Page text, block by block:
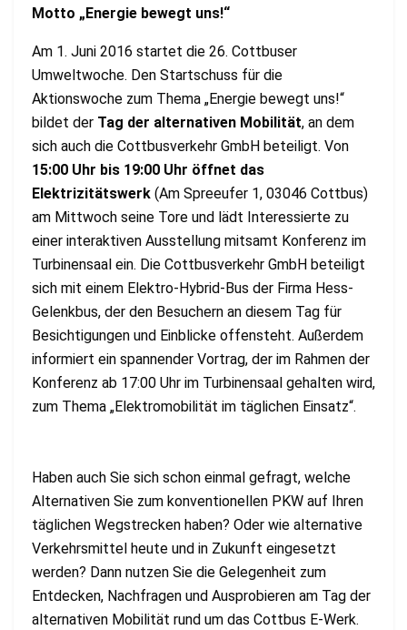
Motto „Energie bewegt uns!“
Am 1. Juni 2016 startet die 26. Cottbuser
Umweltwoche. Den Startschuss für die
Aktionswoche zum Thema „Energie bewegt uns!“
bildet der Tag der alternativen Mobilität, an dem
sich auch die Cottbusverkehr GmbH beteiligt. Von
15:00 Uhr bis 19:00 Uhr öffnet das
Elektrizitätswerk (Am Spreeufer 1, 03046 Cottbus)
am Mittwoch seine Tore und lädt Interessierte zu
einer interaktiven Ausstellung mitsamt Konferenz im
Turbinensaal ein. Die Cottbusverkehr GmbH beteiligt
sich mit einem Elektro-Hybrid-Bus der Firma Hess-
Gelenkbus, der den Besuchern an diesem Tag für
Besichtigungen und Einblicke offensteht. Außerdem
informiert ein spannender Vortrag, der im Rahmen der
Konferenz ab 17:00 Uhr im Turbinensaal gehalten wird,
zum Thema „Elektromobilität im täglichen Einsatz“.
Haben auch Sie sich schon einmal gefragt, welche
Alternativen Sie zum konventionellen PKW auf Ihren
täglichen Wegstrecken haben? Oder wie alternative
Verkehrsmittel heute und in Zukunft eingesetzt
werden? Dann nutzen Sie die Gelegenheit zum
Entdecken, Nachfragen und Ausprobieren am Tag der
alternativen Mobilität rund um das Cottbus E-Werk.